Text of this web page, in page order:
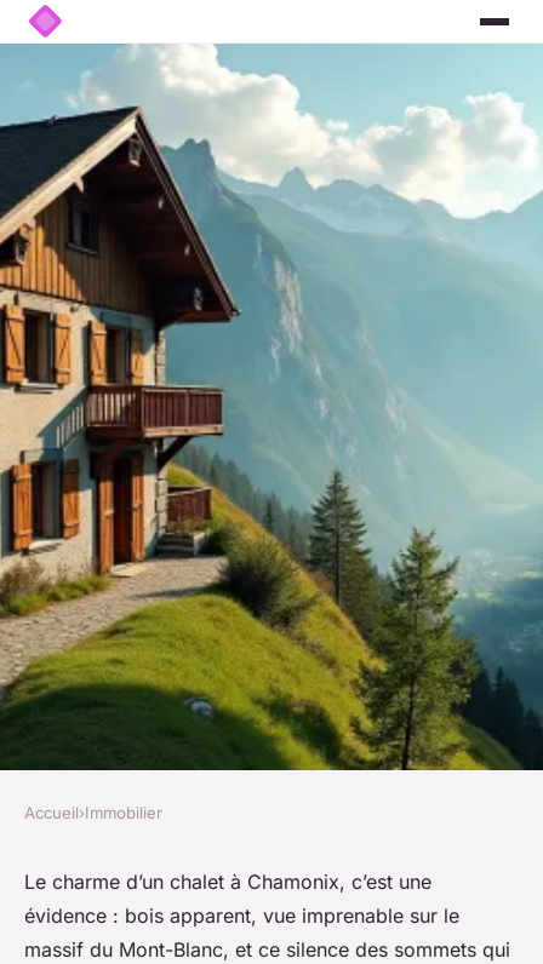
Maîtriser l'achat et la vente
immobilière à Chamonix
Accueil›Immobilier
Le charme d’un chalet à Chamonix, c’est une
évidence : bois apparent, vue imprenable sur le
massif du Mont-Blanc, et ce silence des sommets qui